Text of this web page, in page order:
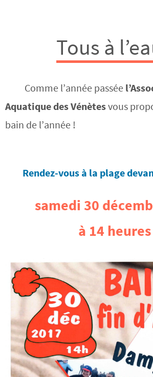
Tous à
Comme l’année passée
Aquatique des Vénètesvous
bain de l’année !
Rendez-vous à la plage
samedi 30
à 14 heures